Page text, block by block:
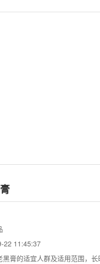
膏药资讯
22 11:45:37
黑膏的适宜人群及适用范围，